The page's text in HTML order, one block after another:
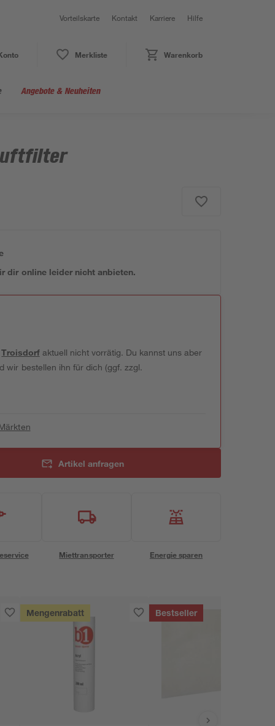
Vorteilskarte Kontakt Karriere Hilfe
Merkliste Warenkorb
Angebote & Neuheiten
dir online leider nicht anbieten.
Troisdorfaktuell nicht vorrätig. Du kannst uns aber
wir bestellen ihn für dich (ggf. zzgl.
Artikel anfragen
Miettransporter Energie sparen
Mengenrabatt Bestseller